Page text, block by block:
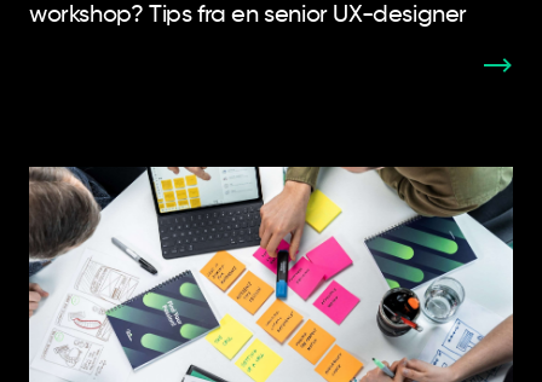
workshop? Tips fra en senior UX-designer